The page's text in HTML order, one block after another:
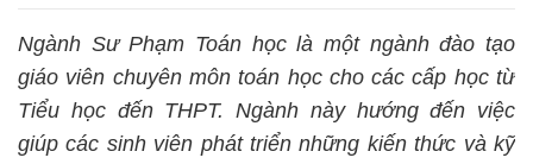
Ngành Sư Phạm Toán học là một ngành đào tạo
giáo viên chuyên môn toán học cho các cấp học từ
Tiểu học đến THPT. Ngành này hướng đến việc
giúp các sinh viên phát triển những kiến thức và kỹ